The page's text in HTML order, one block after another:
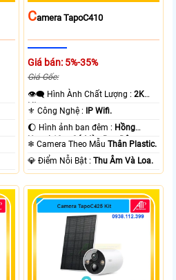
CAmera TapoC410
Giá bán: 5%-35%
Giá Gốc:
👁️‍🗨 Hình Ành Chất Lượng :2K
Lite .
⚜️ Công Nghệ : IP Wifi.
🌔 Hình ảnh ban đêm : Hồng
Ngoại 10m Có Màu Ban Ðêm.
❄ Camera Theo MẫuThân Plastic.
️💎 Điểm Nỗi Bật :Thu Âm Và Loa.